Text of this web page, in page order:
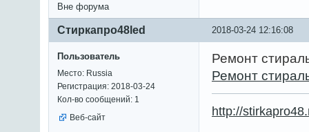
Вне форума
2018-03-24 12:16:08
Стиркапро48led
Пользователь
Место: Russia
Регистрация: 2018-03-24
Кол-во сообщений: 1
Веб-сайт
Ремонт
Ремонт
http://